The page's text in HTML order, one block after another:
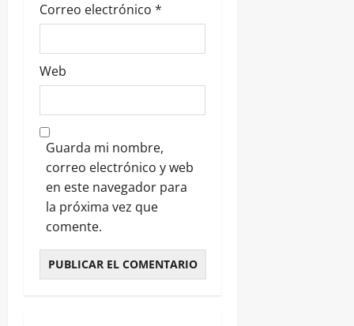
Correo electrónico *
Web
Guarda mi nombre,
correo electrónico y web
en este navegador para
la próxima vez que
comente.